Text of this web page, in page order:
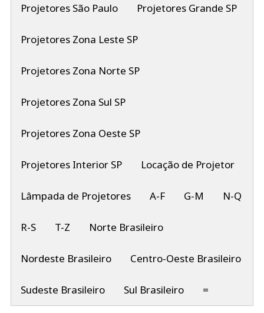
Projetores São Paulo Projetores Grande SP
Projetores Zona Leste SP
Projetores Zona Norte SP
Projetores Zona Sul SP
Projetores Zona Oeste SP
Projetores Interior SP Locação de Projetor
Lâmpada de Projetores A-F G-M N-Q
R-S T-Z Norte Brasileiro
Nordeste Brasileiro Centro-Oeste Brasileiro
Sudeste Brasileiro Sul Brasileiro =